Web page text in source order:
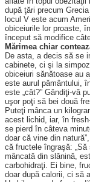
după ţări precum
locul V este acum
obiceiurile lor proaste,
început să modifice
Mărimea chiar
De asta, a decis să se
cabinete, ci şi la
obiceiuri sănătoase au
este aurul pământului,
este „cât?” Gândiţi-vă
uşor poţi să bei două
Puteţi mânca un
acest lichid, iar, în
se pierd în câteva
doar că vine din
că fructele îngraşă:
mâncată din slănină,
carbohidraţi. Ei bine,
doar după calorii, ci să